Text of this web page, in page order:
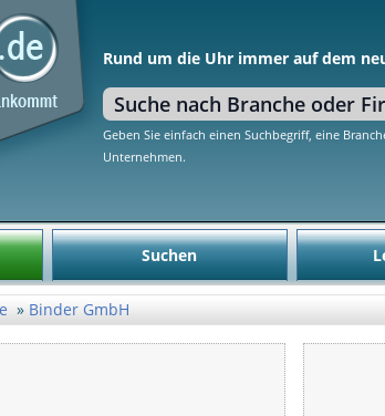
Rund um die Uhr immer auf dem
Geben Sie einfach einen Suchbegriff, eine
Unternehmen.
Suchen
Binder GmbH